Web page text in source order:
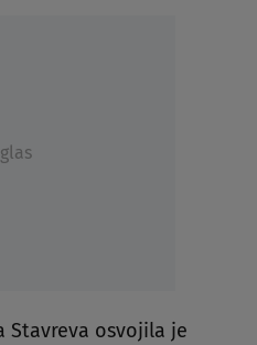
Stavreva osvojila je